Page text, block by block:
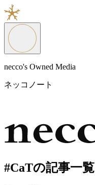
necco's Owned Media
ネッコノート
#CaTの記事一覧